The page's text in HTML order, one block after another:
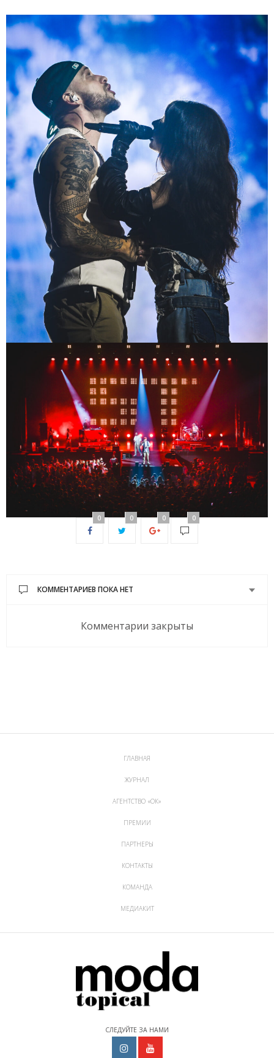
0 0 0 0
КОММЕНТАРИЕВ ПОКА НЕТ
Комментарии закрыты
ГЛАВНАЯ
ЖУРНАЛ
АГЕНТСТВО «ОК»
ПРЕМИИ
ПАРТНЕРЫ
КОНТАКТЫ
КОМАНДА
МЕДИАКИТ
СЛЕДУЙТЕ ЗА НАМИ